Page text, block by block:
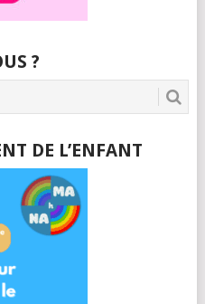
?
DE L’ENFANT